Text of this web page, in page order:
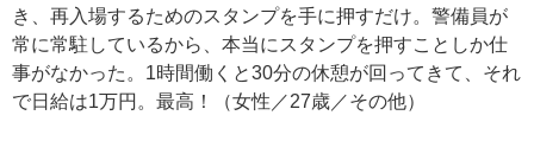
き、再入場するためのスタンプを手に押すだけ。警備員が
常に常駐しているから、本当にスタンプを押すことしか仕
事がなかった。1時間働くと30分の休憩が回ってきて、それ
で日給は1万円。最高！（女性／27歳／その他）